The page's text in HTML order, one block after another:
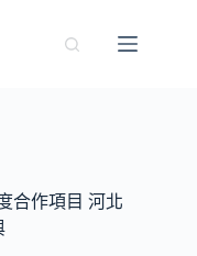
合作項目 河北